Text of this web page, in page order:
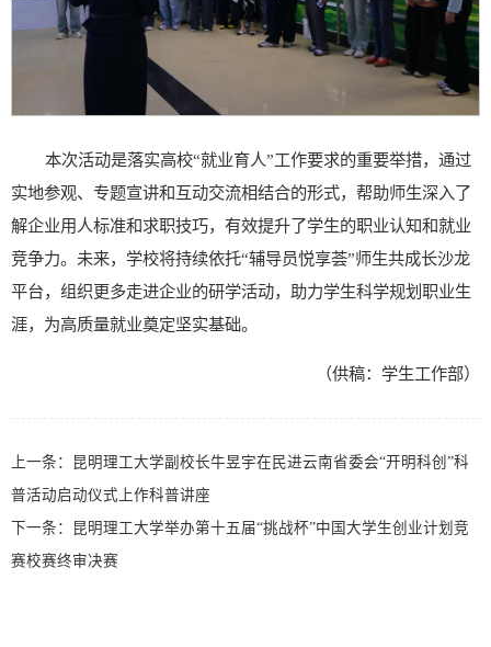
本次活动是落实高校“就业育人”工作要求的重要举措，通过
实地参观、专题宣讲和互动交流相结合的形式，帮助师生深入了
解企业用人标准和求职技巧，有效提升了学生的职业认知和就业
竞争力。未来，学校将持续依托“辅导员悦享荟”师生共成长沙龙
平台，组织更多走进企业的研学活动，助力学生科学规划职业生
涯，为高质量就业奠定坚实基础。
（供稿：学生工作部）
上一条：
昆明理工大学副校长牛昱宇在民进云南省委会“开明科创”科
普活动启动仪式上作科普讲座
下一条：
昆明理工大学举办第十五届“挑战杯”中国大学生创业计划竞
赛校赛终审决赛